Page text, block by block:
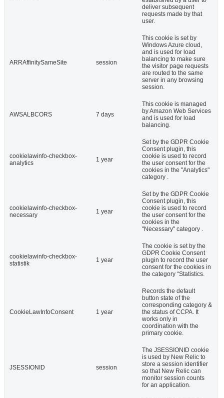
deliver subsequent
requests made by that
user.
ARRAffinitySameSite session
This cookie is set by
Windows Azure cloud,
and is used for load
balancing to make sure
the visitor page requests
are routed to the same
server in any browsing
session.
AWSALBCORS 7 days
This cookie is managed
by Amazon Web Services
and is used for load
balancing.
cookielawinfo-checkbox-
analytics
1 year
Set by the GDPR Cookie
Consent plugin, this
cookie is used to record
the user consent for the
cookies in the "Analytics"
category .
cookielawinfo-checkbox-
necessary
1 year
Set by the GDPR Cookie
Consent plugin, this
cookie is used to record
the user consent for the
cookies in the
"Necessary" category .
cookielawinfo-checkbox-
statistik
1 year
The cookie is set by the
GDPR Cookie Consent
plugin to record the user
consent for the cookies in
the category “Statistics.
CookieLawInfoConsent 1 year
Records the default
button state of the
corresponding category &
the status of CCPA. It
works only in
coordination with the
primary cookie.
JSESSIONID session
The JSESSIONID cookie
is used by New Relic to
store a session identifier
so that New Relic can
monitor session counts
for an application.